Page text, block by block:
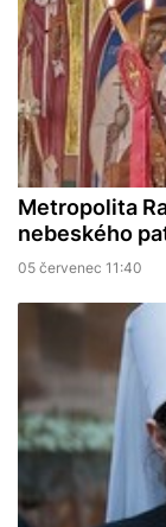
Metropolita
nebeského
05 červenec 11:40